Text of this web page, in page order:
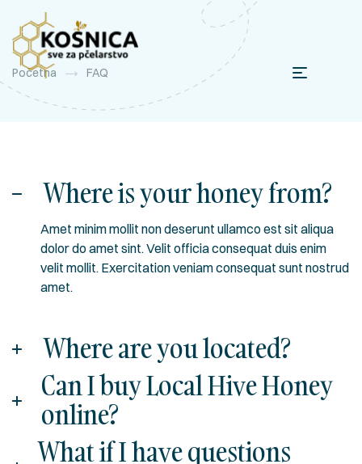
Početna FAQ
Where is your honey from?
Amet minim mollit non deserunt ullamco est sit aliqua
dolor do amet sint. Velit officia consequat duis enim
velit mollit. Exercitation veniam consequat sunt nostrud
amet.
Where are you located?
Can I buy Local Hive Honey
online?
What if I have questions